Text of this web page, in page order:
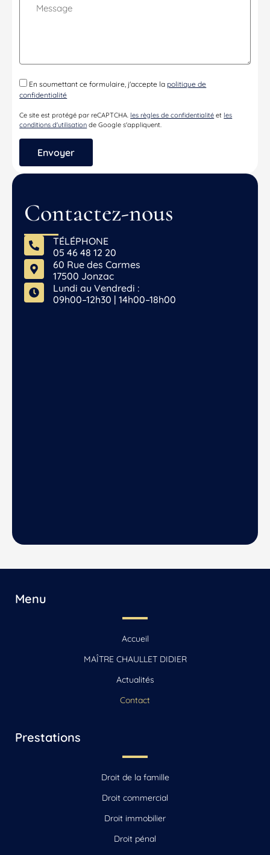
Contactez-nous
TÉLÉPHONE
05 46 48 12 20
60 Rue des Carmes
17500 Jonzac
Lundi au Vendredi :
09h00–12h30 | 14h00–18h00
En soumettant ce formulaire, j'accepte la politique de
confidentialité
Ce site est protégé par reCAPTCHA. les règles de confidentialité et les
conditions d'utilisation de Google s'appliquent.
Menu
Accueil
MAÎTRE CHAULLET DIDIER
Actualités
Contact
Prestations
Droit de la famille
Droit commercial
Droit immobilier
Droit pénal